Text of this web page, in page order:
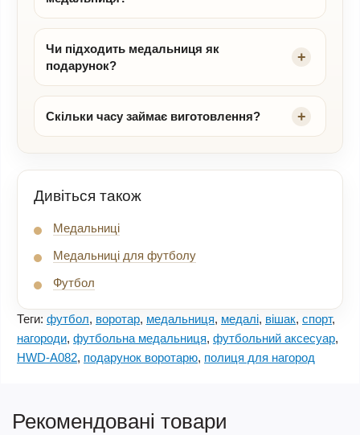
Чи підходить медальниця як
подарунок?
Скільки часу займає виготовлення?
Дивіться також
Медальниці
Медальниці для футболу
Футбол
Теги: футбол, воротар, медальниця, медалі, вішак, спорт,
нагороди, футбольна медальниця, футбольний аксесуар,
HWD-A082, подарунок воротарю, полиця для нагород
Рекомендовані товари